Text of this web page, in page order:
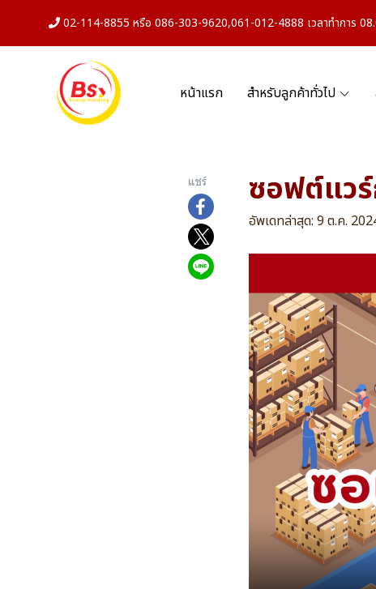
02-114-8855 หรือ 086-303-9620,061-012-4888 เวลาทำการ
หน้าแรก สำหรับลูกค้าทั่วไป
แชร์ ซอฟต์แว
อัพเดทล่าสุด: 9 ต.ค.